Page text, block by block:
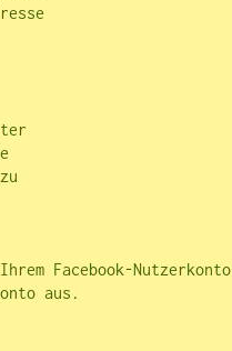
Facebook-Nutzerkonto
aus.